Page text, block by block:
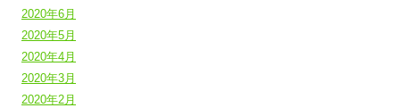
2020年6月
2020年5月
2020年4月
2020年3月
2020年2月